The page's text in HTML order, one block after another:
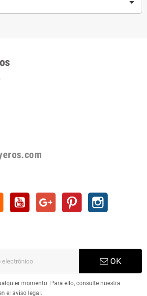
YouTube Google + Pinterest
OK
momento. Para ello, consulte nuestra
el aviso legal.